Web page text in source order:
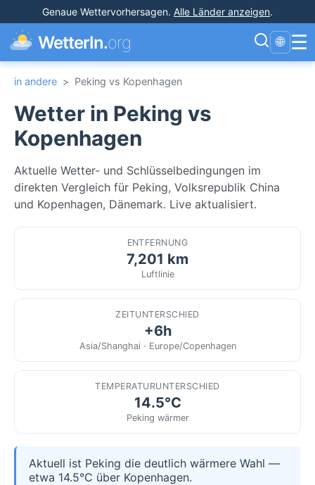
Genaue Wettervorhersagen. Alle Länder anzeigen.
WetterIn.org 🌐 ☰
in andere > Peking vs Kopenhagen
Wetter in Peking vs
Kopenhagen
Aktuelle Wetter- und Schlüsselbedingungen im
direkten Vergleich für Peking, Volksrepublik China
und Kopenhagen, Dänemark. Live aktualisiert.
ENTFERNUNG
7,201 km
Luftlinie
ZEITUNTERSCHIED
+6h
Asia/Shanghai · Europe/Copenhagen
TEMPERATURUNTERSCHIED
14.5°C
Peking wärmer
Aktuell ist Peking die deutlich wärmere Wahl —
etwa 14.5°C über Kopenhagen.